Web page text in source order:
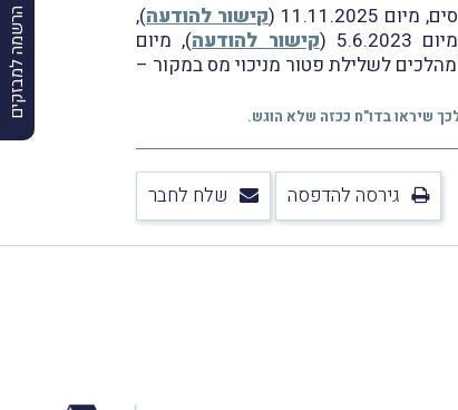
הרשמה למבזקים
(
קישור להודעה),
( קישור להודעה), מיום
קלימן מיום 14.6.2021 בנושא "מהלכים לשלילת פטור מניכוי מס במקור –
גירסה להדפסה שלח לחבר